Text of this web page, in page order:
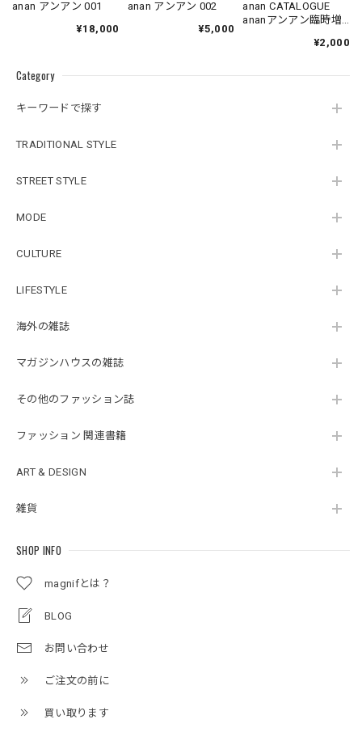
Category
キーワードで探す
TRADITIONAL STYLE
STREET STYLE
MODE
CULTURE
LIFESTYLE
海外の雑誌
マガジンハウスの雑誌
その他のファッション誌
ファッション 関連書籍
ART & DESIGN
雑貨
SHOP INFO
magnifとは？
BLOG
お問い合わせ
ご注文の前に
買い取ります
anan アンアン 001
¥18,000
anan アンアン 002
¥5,000
anan CATALOGUE
ananアンアン臨時増
¥2,000